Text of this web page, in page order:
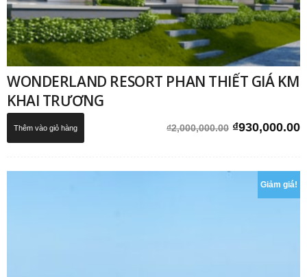
WONDERLAND RESORT PHAN THIẾT GIÁ KM
KHAI TRƯƠNG
₫2,000,000.00 Giá
₫930,000.00
Thêm vào giỏ hàng
Giảm giá!